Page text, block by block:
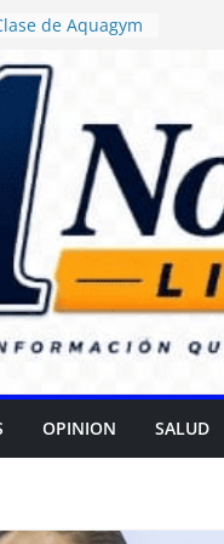
de Aquagym
ordenó
alimentos con
en escuelas
Rossi
Centro de Salud
para
Día de las
OPINION SALUD